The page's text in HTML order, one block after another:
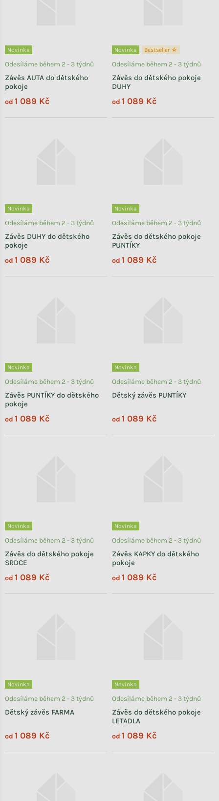
Novinka
Závěs AUTA do dětského
pokoje
Odesíláme během 2 - 3 týdnů
od 1 089 Kč
Novinka Bestseller ☆
Závěs do dětského pokoje
DUHY
Odesíláme během 2 - 3 týdnů
od 1 089 Kč
Novinka
Závěs DUHY do dětského
pokoje
Odesíláme během 2 - 3 týdnů
od 1 089 Kč
Novinka
Závěs do dětského pokoje
PUNTÍKY
Odesíláme během 2 - 3 týdnů
od 1 089 Kč
Novinka
Závěs PUNTÍKY do dětského
pokoje
Odesíláme během 2 - 3 týdnů
od 1 089 Kč
Novinka
Dětský závěs PUNTÍKY
Odesíláme během 2 - 3 týdnů
od 1 089 Kč
Novinka
Závěs do dětského pokoje
SRDCE
Odesíláme během 2 - 3 týdnů
od 1 089 Kč
Novinka
Závěs KAPKY do dětského
pokoje
Odesíláme během 2 - 3 týdnů
od 1 089 Kč
Novinka
Dětský závěs FARMA
Odesíláme během 2 - 3 týdnů
od 1 089 Kč
Novinka
Závěs do dětského pokoje
LETADLA
Odesíláme během 2 - 3 týdnů
od 1 089 Kč